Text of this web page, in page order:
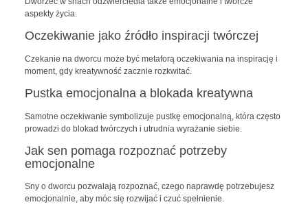
aspekty życia.
Oczekiwanie jako źródło inspiracji twórczej
Czekanie na dworcu może być metaforą oczekiwania na inspirację i
moment, gdy kreatywność zacznie rozkwitać.
Pustka emocjonalna a blokada kreatywna
Samotne oczekiwanie symbolizuje pustkę emocjonalną, która często
prowadzi do blokad twórczych i utrudnia wyrażanie siebie.
Jak sen pomaga rozpoznać potrzeby
emocjonalne
Sny o dworcu pozwalają rozpoznać, czego naprawdę potrzebujesz
emocjonalnie, aby móc się rozwijać i czuć spełnienie.